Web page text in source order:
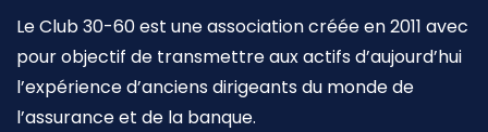
Le Club 30-60 est une association créée en 2011 avec
pour objectif de transmettre aux actifs d’aujourd’hui
l’expérience d’anciens dirigeants du monde de
l’assurance et de la banque.